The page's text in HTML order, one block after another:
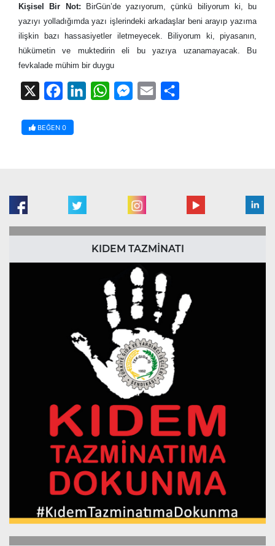
Kişisel Bir Not: BirGün’de yazıyorum, çünkü biliyorum ki, bu
yazıyı yolladığımda yazı işlerindeki arkadaşlar beni arayıp yazıma
ilişkin bazı hassasiyetler iletmeyecek. Biliyorum ki, piyasanın,
hükümetin ve muktedirin eli bu yazıya uzanamayacak. Bu
fevkalade mühim bir duygu
FacebookLinkedInWhatsAppMessenger
Email
BEĞEN 0
KIDEM TAZMİNATI